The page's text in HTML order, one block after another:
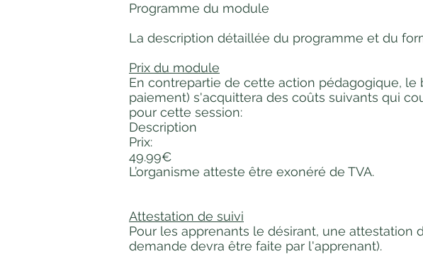
Programme du module
La description détaillée du programme et du
Prix du module
En contrepartie de cette action pédagogique,
paiement) s'acquittera des coûts suivants qui
pour cette session:
Description
Prix:
49.99€
L’organisme atteste être exonéré de TVA.
Attestation de suivi
Pour les apprenants le désirant, une
demande devra être faite par l'apprenant).